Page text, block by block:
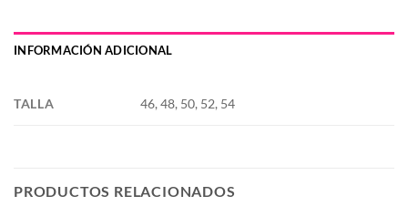
INFORMACIÓN ADICIONAL
TALLA 46, 48, 50, 52, 54
PRODUCTOS RELACIONADOS